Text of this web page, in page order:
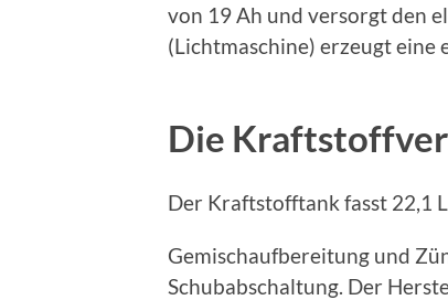
von 19 Ah und versorgt den
(Lichtmaschine) erzeugt eine
Die
Der Kraftstofftank fasst 22,1
Gemischaufbereitung und
Schubabschaltung. Der